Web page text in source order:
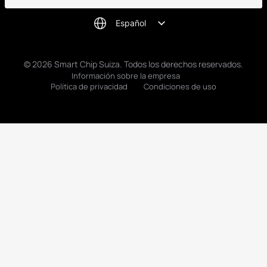
Español
© 2026 Smart Chip Suiza. Todos los derechos reservados.
Información sobre la empresa
Política de privacidad
Condiciones de uso